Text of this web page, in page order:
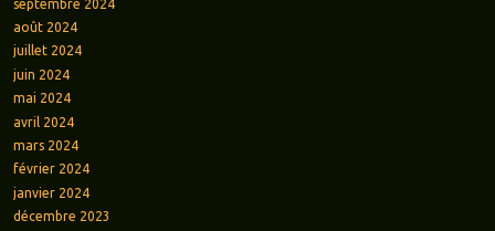
septembre 2024
août 2024
juillet 2024
juin 2024
mai 2024
avril 2024
mars 2024
février 2024
janvier 2024
décembre 2023